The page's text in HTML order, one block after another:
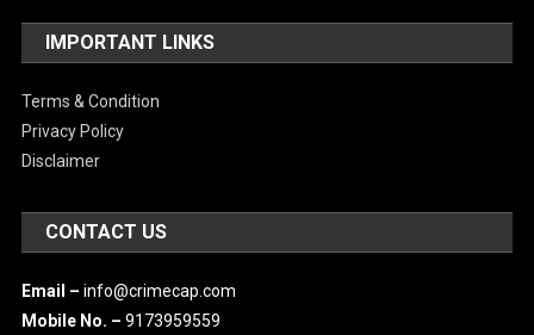
IMPORTANT LINKS
Terms & Condition
Privacy Policy
Disclaimer
CONTACT US
Email –info@crimecap.com
Mobile No. – 9173959559